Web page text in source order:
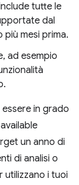
tutte le
dal
più mesi prima.
ad esempio
in grado
un anno di
di analisi o
utilizzano i tuoi